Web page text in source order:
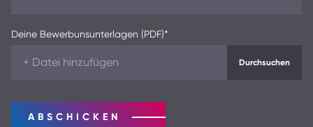
Deine Bewerbunsunterlagen (PDF)*
ABSCHICKEN